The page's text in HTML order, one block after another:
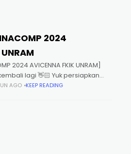
2024
2024 AVICENNA FKIK UNRAM]
lagi 👋🏻 Yuk persiapkan
terbaik tahun ini, SINACOMP
AGO KEEP READING